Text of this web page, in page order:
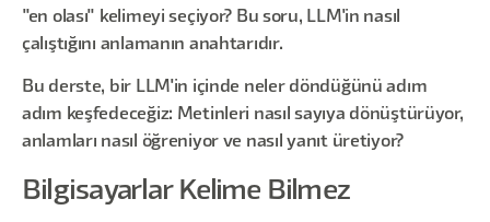
"en olası" kelimeyi seçiyor? Bu soru, LLM'in nasıl
çalıştığını anlamanın anahtarıdır.
Bu derste, bir LLM'in içinde neler döndüğünü adım
adım keşfedeceğiz: Metinleri nasıl sayıya dönüştürüyor,
anlamları nasıl öğreniyor ve nasıl yanıt üretiyor?
Bilgisayarlar Kelime Bilmez